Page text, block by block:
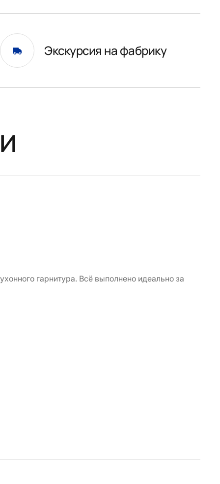
Экскурсия на фабрику
гарнитура. Всё выполнено идеально за